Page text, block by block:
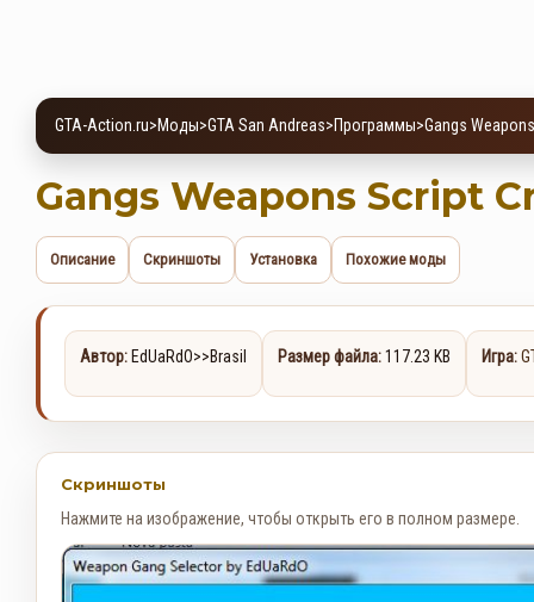
GTA-Action.ru>Моды>GTA San Andreas>Программы>Gangs
Gangs Weapons Script
Описание Скриншоты Установка Похожие моды
Автор: EdUaRdO>>Brasil Размер файла:117.23 KB Игра:
Скриншоты
Нажмите на изображение, чтобы открыть его в полном размере.